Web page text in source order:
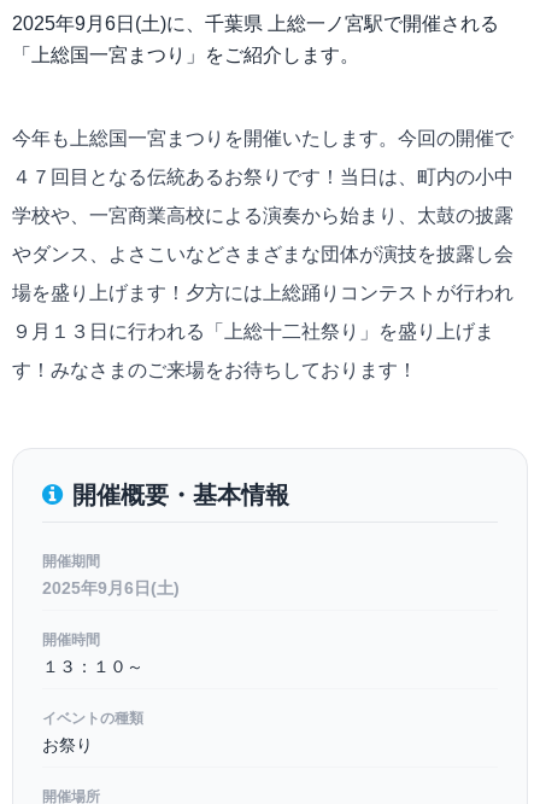
2025年9月6日(土)に、千葉県 上総一ノ宮駅で開催される
「上総国一宮まつり」をご紹介します。
今年も上総国一宮まつりを開催いたします。今回の開催で
４７回目となる伝統あるお祭りです！当日は、町内の小中
学校や、一宮商業高校による演奏から始まり、太鼓の披露
やダンス、よさこいなどさまざまな団体が演技を披露し会
場を盛り上げます！夕方には上総踊りコンテストが行われ
９月１３日に行われる「上総十二社祭り」を盛り上げま
す！みなさまのご来場をお待ちしております！
開催概要・基本情報
開催期間
2025年9月6日(土)
開催時間
１３：１０～
イベントの種類
お祭り
開催場所